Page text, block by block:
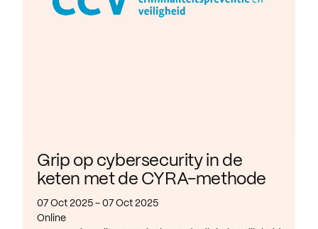
Grip op cybersecurity in de
keten met de CYRA-methode
07 Oct 2025 - 07 Oct 2025
Online